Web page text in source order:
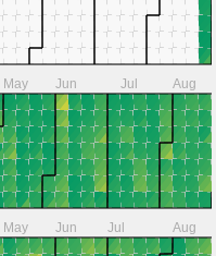
May Jun Jul Aug
May Jun Jul Aug